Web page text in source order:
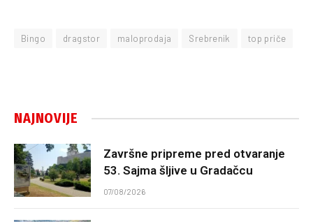
Bingo dragstor maloprodaja Srebrenik top priče
NAJNOVIJE
Završne pripreme pred otvaranje
53. Sajma šljive u Gradačcu
07/08/2026